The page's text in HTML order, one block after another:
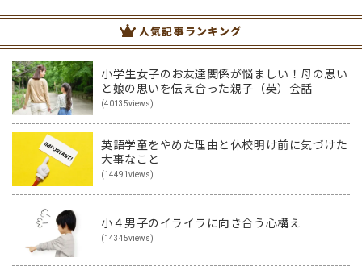
人気記事ランキング
小学生女子のお友達関係が悩ましい！母の思い
と娘の思いを伝え合った親子（英）会話
(40135views)
英語学童をやめた理由と休校明け前に気づけた
大事なこと
(14491views)
小４男子のイライラに向き合う心構え
(14345views)